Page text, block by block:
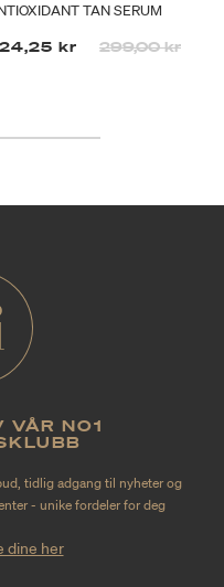
TAN SERUM
kr
Prisen er
299,00 krtil
VÅR NO1
tidlig adgang til nyheter og
- unike fordeler for deg
dine her